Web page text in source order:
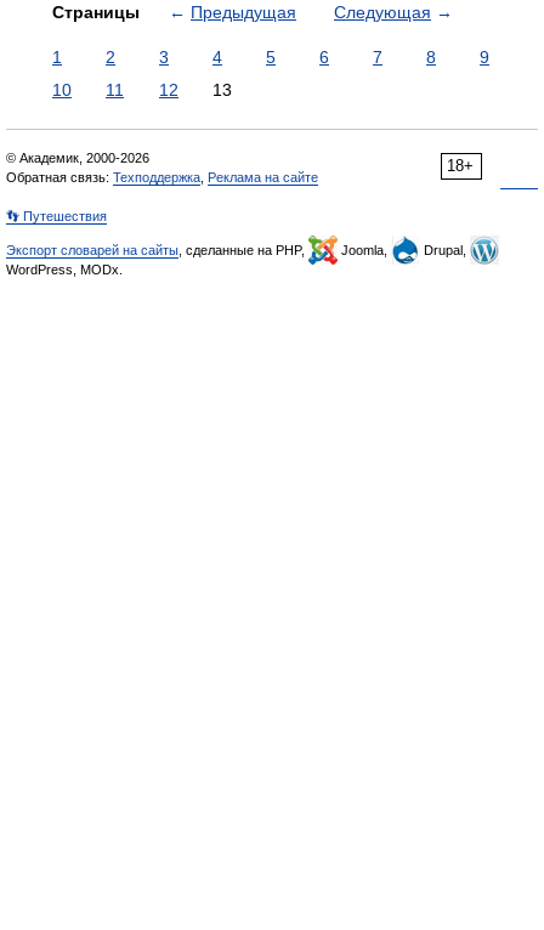
Страницы ← Предыдущая Следующая →
1 2 3 4 5 6 7 8
9
10
11 12 13
18+
© Академик, 2000-2026
Обратная связь: Техподдержка Реклама на сайте
👣 Путешествия
Экспорт словарей на сайты , сделанные на PHP, Joomla,
Drupal,
WordPress, MODx.